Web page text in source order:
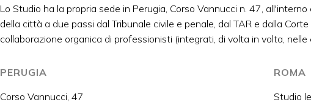
Lo Studio ha la propria sede in Perugia, Corso Vannucci n. 47,
della città a due passi dal Tribunale civile e penale, dal TAR e dalla
collaborazione organica di professionisti (integrati, di volta in volta, nelle
PERUGIA
Corso Vannucci, 47
ROMA
Studio